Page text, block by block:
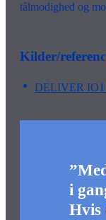
tålmodighed og
Kilder/
DELIVER IO1
i
Hvis